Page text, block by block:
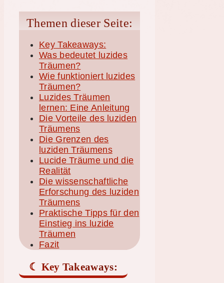
Themen dieser Seite:
Key Takeaways:
Was bedeutet luzides
Träumen?
Wie funktioniert luzides
Träumen?
Luzides Träumen
lernen: Eine Anleitung
Die Vorteile des luziden
Träumens
Die Grenzen des
luziden Träumens
Lucide Träume und die
Realität
Die wissenschaftliche
Erforschung des luziden
Träumens
Praktische Tipps für den
Einstieg ins luzide
Träumen
Fazit
Key Takeaways: